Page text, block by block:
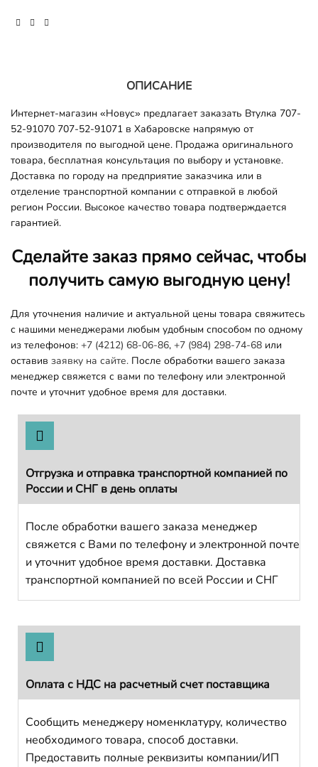
ОПИСАНИЕ
Интернет-магазин «Новус» предлагает заказать Втулка 707-
52-91070 707-52-91071 в Хабаровске напрямую от
производителя по выгодной цене. Продажа оригинального
товара, бесплатная консультация по выбору и установке.
Доставка по городу на предприятие заказчика или в
отделение транспортной компании с отправкой в любой
регион России. Высокое качество товара подтверждается
гарантией.
Сделайте заказ прямо сейчас, чтобы
получить самую выгодную цену!
Для уточнения наличие и актуальной цены товара свяжитесь
с нашими менеджерами любым удобным способом по одному
из телефонов: +7 (4212) 68-06-86, +7 (984) 298-74-68 или
оставив заявку на сайте. После обработки вашего заказа
менеджер свяжется с вами по телефону или электронной
почте и уточнит удобное время для доставки.
Отгрузка и отправка транспортной компанией по
России и СНГ в день оплаты
После обработки вашего заказа менеджер
свяжется с Вами по телефону и электронной почте
и уточнит удобное время доставки. Доставка
транспортной компанией по всей России и СНГ
Оплата с НДС на расчетный счет поставщика
Сообщить менеджеру номенклатуру, количество
необходимого товара, способ доставки.
Предоставить полные реквизиты компании/ИП